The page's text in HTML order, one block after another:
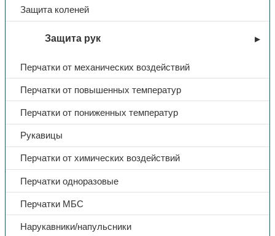
Защита коленей
Защита рук
Перчатки от механических воздействий
Перчатки от повышенных температур
Перчатки от пониженных температур
Рукавицы
Перчатки от химических воздействий
Перчатки одноразовые
Перчатки МБС
Нарукавники/напульсники
Зимняя спецодежда
Куртка утеп. «СИТИ»,
тк.Дюспо, (т.синий/черный) |